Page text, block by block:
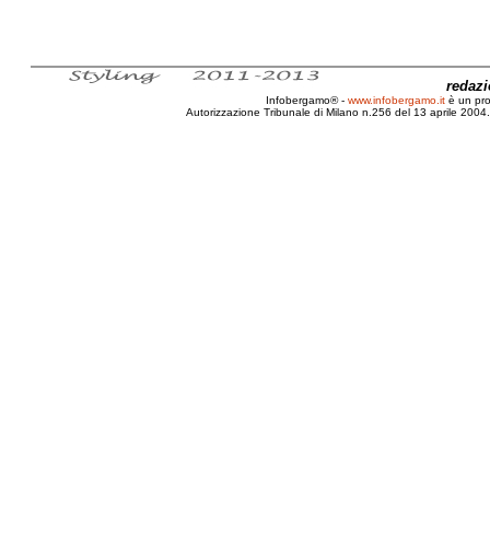
Infobergamo® - www.infobergamo.it è un
Autorizzazione Tribunale di Milano n.256 del 13 aprile